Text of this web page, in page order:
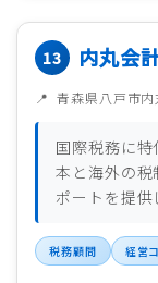
内丸会
青森県八戸市
国際税務に
本と海外の
ポートを提供
税務顧問 経営